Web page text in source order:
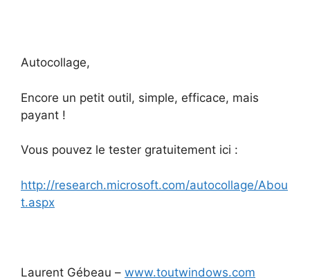
Autocollage,
Encore un petit outil, simple, efficace, mais
payant !
Vous pouvez le tester gratuitement ici :
http://research.microsoft.com/autocollage/Abou
t.aspx
Laurent Gébeau – www.toutwindows.com